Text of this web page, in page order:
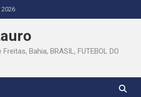
Bahia, BRASIL, FUTEBOL DO